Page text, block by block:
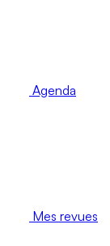
Agenda
Mes revues